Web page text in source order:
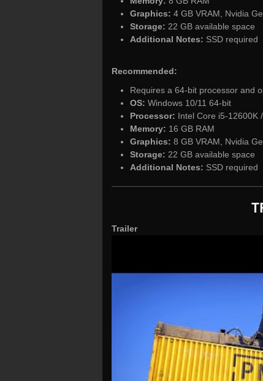
Graphics: 4 GB VRAM, Nvidia
Storage: 22 GB available space
Additional Notes: SSD required
Recommended:
Requires a 64-bit processor and
OS: Windows 10/11 64-bit
Processor: Intel Core i5-12600K
Memory: 16 GB RAM
Graphics: 8 GB VRAM, Nvidia
Storage: 22 GB available space
Additional Notes: SSD required
Trailer